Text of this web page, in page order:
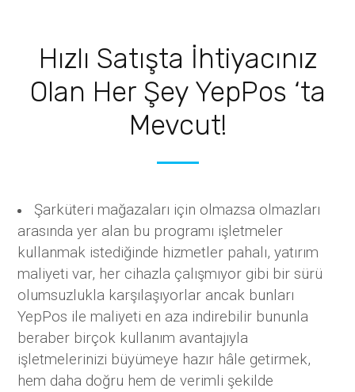
Hızlı Satışta İhtiyacınız
Olan Her Şey YepPos ‘ta
Mevcut!
Şarküteri mağazaları için olmazsa olmazları
arasında yer alan bu programı işletmeler
kullanmak istediğinde hizmetler pahalı, yatırım
maliyeti var, her cihazla çalışmıyor gibi bir sürü
olumsuzlukla karşılaşıyorlar ancak bunları
YepPos ile maliyeti en aza indirebilir bununla
beraber birçok kullanım avantajıyla
işletmelerinizi büyümeye hazır hâle getirmek,
hem daha doğru hem de verimli şekilde